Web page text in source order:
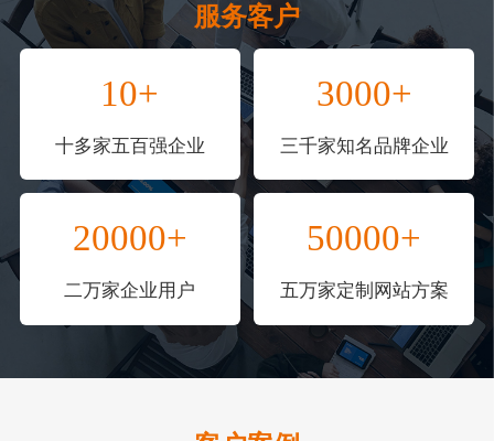
服务客户
10+
十多家五百强企业
3000+
三千家知名品牌企业
20000+
二万家企业用户
50000+
五万家定制网站方案